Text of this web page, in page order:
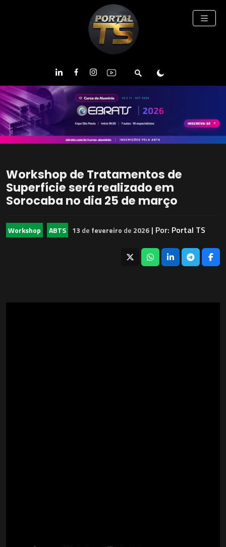
Workshop de Tratamentos de
Superfície será realizado em
Sorocaba no dia 25 de março
Workshop ABTS 13 de fevereiro de 2026 | Por: Portal TS